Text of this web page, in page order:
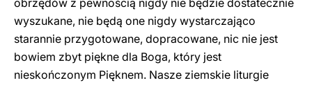
obrzędów z pewnością nigdy nie będzie dostatecznie
wyszukane, nie będą one nigdy wystarczająco
starannie przygotowane, dopracowane, nic nie jest
bowiem zbyt piękne dla Boga, który jest
nieskończonym Pięknem. Nasze ziemskie liturgie